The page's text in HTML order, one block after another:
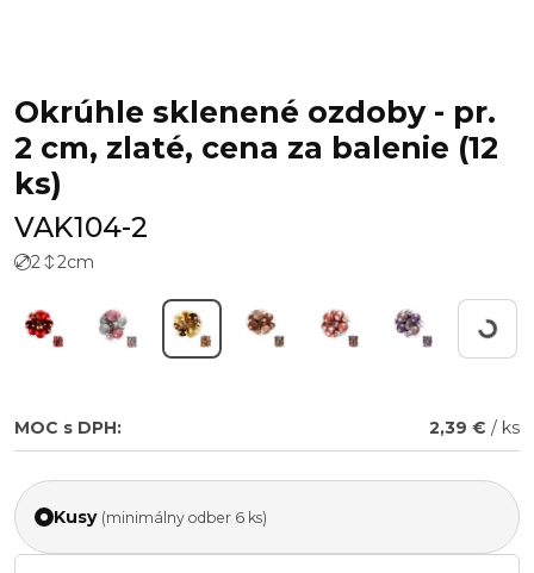
Okrúhle sklenené ozdoby - pr.
2 cm, zlaté, cena za balenie (12
ks)
VAK104-2
2 2cm
MOC s DPH: 2,39 € / ks
Kusy (minimálny odber 6 ks)